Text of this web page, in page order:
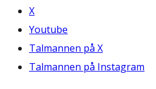
X
Youtube
Talmannen på X
Talmannen på Instagram